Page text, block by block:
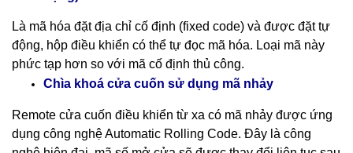
Là mã hóa đặt địa chỉ cố định (fixed code) và được đặt tự
động, hộp điều khiển có thể tự đọc mã hóa. Loại mã này
phức tạp hơn so với mã cố định thủ công.
Chìa khoá cửa cuốn sử dụng mã nhảy
Remote cửa cuốn điều khiển từ xa có mã nhảy được ứng
dụng công nghệ Automatic Rolling Code. Đây là công